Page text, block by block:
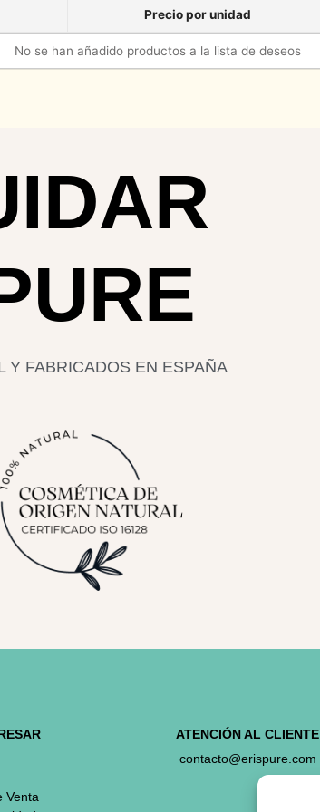
Precio por unidad
No se han añadido productos a la lista de deseos
Y FABRICADOS EN ESPAÑA
Venta
ATENCIÓN AL CLIENTE
contacto@erispure.com